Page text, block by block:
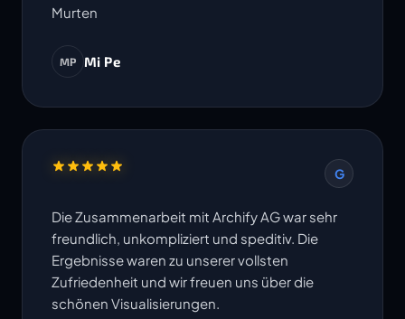
Murten
MP Mi Pe
G
Die Zusammenarbeit mit Archify AG war sehr
freundlich, unkompliziert und speditiv. Die
Ergebnisse waren zu unserer vollsten
Zufriedenheit und wir freuen uns über die
schönen Visualisierungen.